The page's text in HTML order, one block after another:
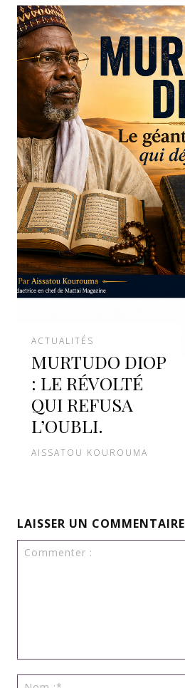
ACTUALITÉS
MURTUDO DIOP
: LE RÉVOLTÉ
QUI REFUSA
L’OUBLI.
AISSATOU KOUROUMA
LAISSER UN COMMENTAIRE